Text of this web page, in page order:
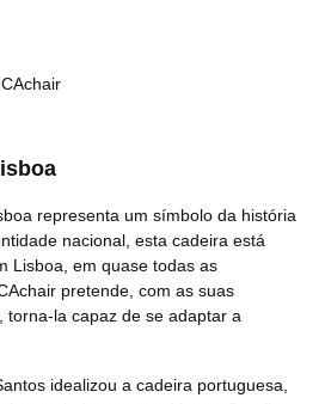
representa um símbolo da história
nacional, esta cadeira está
Lisboa, em quase todas as
pretende, com as suas
torna-la capaz de se adaptar a
idealizou a cadeira portuguesa,